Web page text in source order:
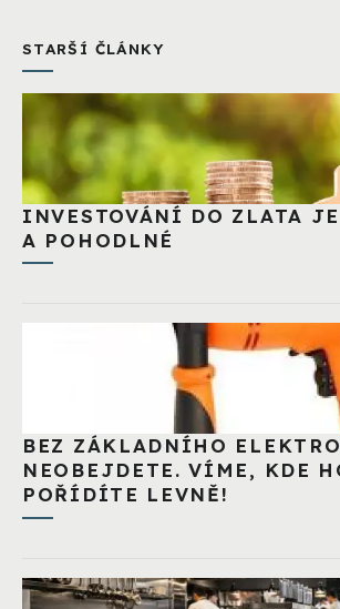
STARŠÍ ČLÁNKY
INVESTOVÁNÍ DO ZLATA JE
A POHODLNÉ
BEZ ZÁKLADNÍHO
NEOBEJDETE. VÍME, KDE
POŘÍDÍTE LEVNĚ!